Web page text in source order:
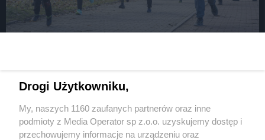
Dla Dzieci
Wydawca mediów lokalnych
Drogi Użytkowniku,
My, naszych 1160 zaufanych partnerów oraz inne
podmioty z Media Operator sp z.o.o. uzyskujemy dostęp i
przechowujemy informacje na urządzeniu oraz